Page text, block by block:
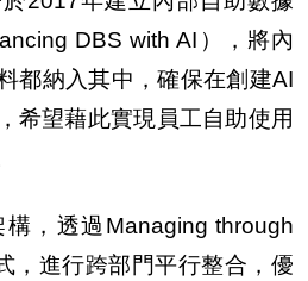
DBS with AI），將內
都納入其中，確保在創建AI
希望藉此實現員工自助使用
，透過Managing through
，進行跨部門平行整合，優